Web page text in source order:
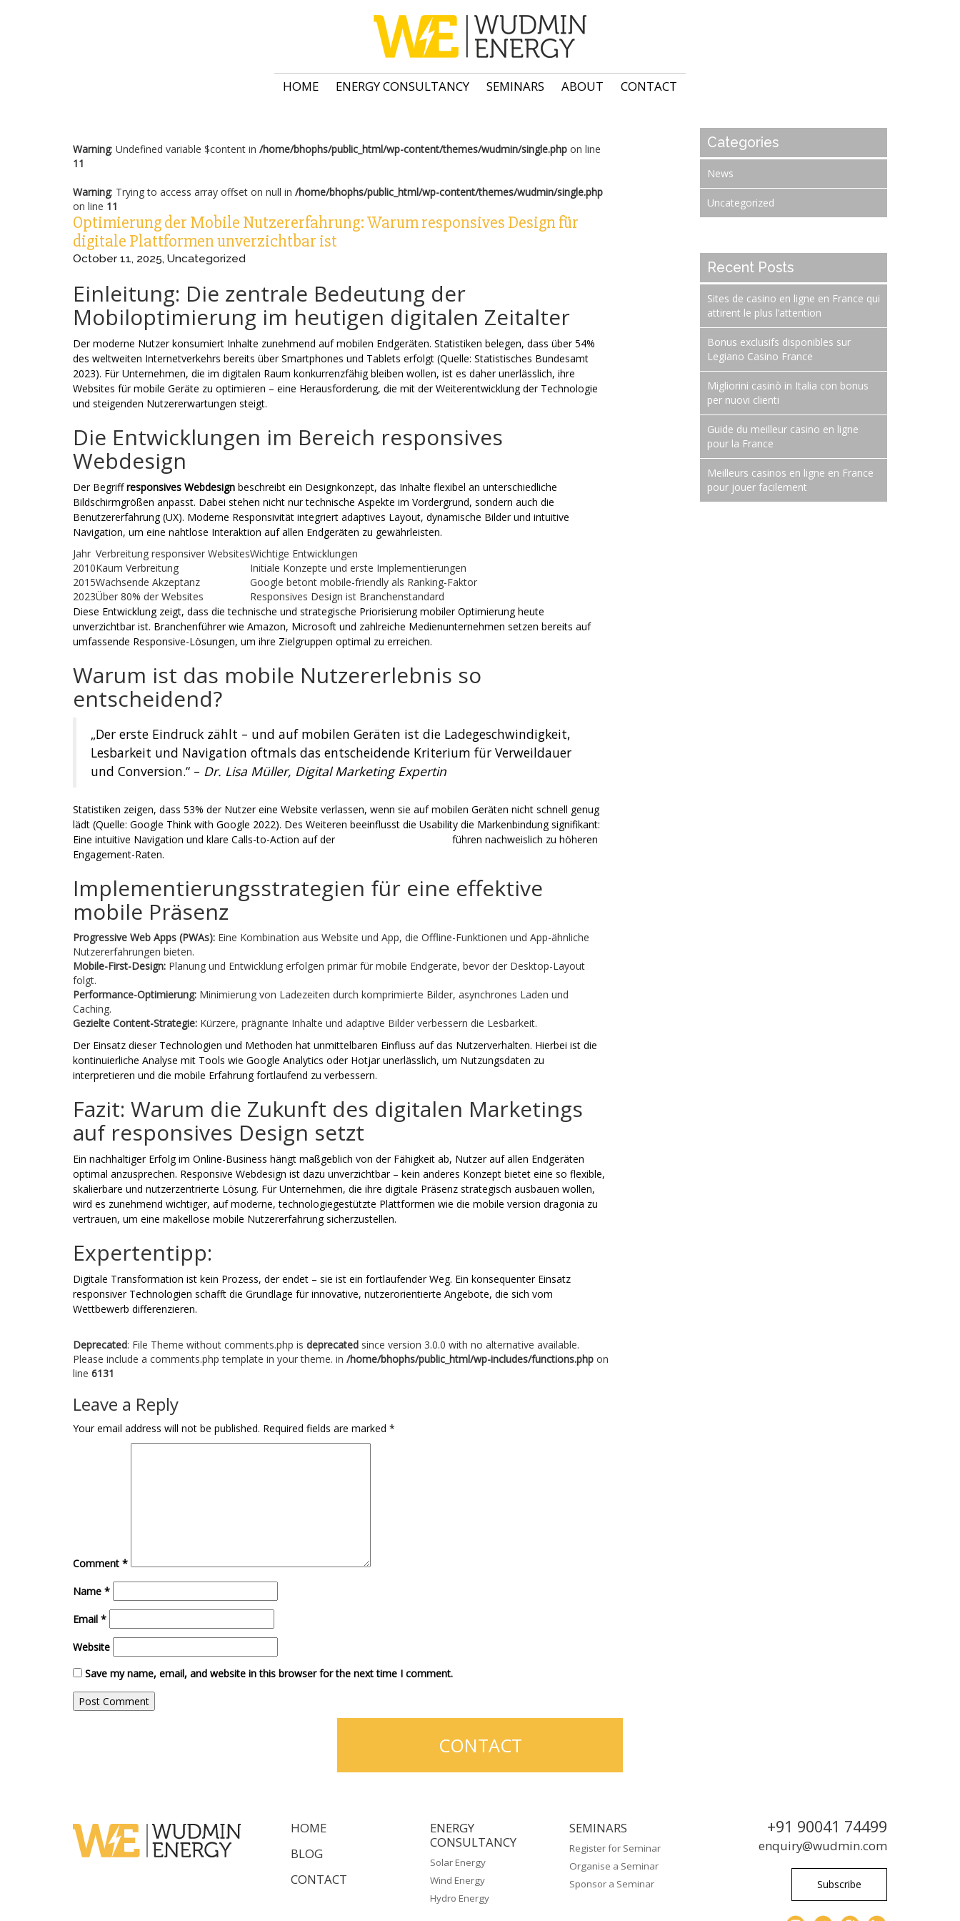
HOME ENERGY CONSULTANCY SEMINARS ABOUT CONTACT
Warning: Undefined variable $content in /home/bhophs/public_html/wp-content/themes/wudmin/single.php on line
11
Warning: Trying to access array offset on null in /home/bhophs/public_html/wp-content/themes/wudmin/single.php
on line 11
Optimierung der Mobile Nutzererfahrung: Warum responsives Design für
digitale Plattformen unverzichtbar ist
October 11, 2025, Uncategorized
Einleitung: Die zentrale Bedeutung der
Mobiloptimierung im heutigen digitalen Zeitalter
Der moderne Nutzer konsumiert Inhalte zunehmend auf mobilen Endgeräten. Statistiken belegen, dass über 54%
des weltweiten Internetverkehrs bereits über Smartphones und Tablets erfolgt (Quelle: Statistisches Bundesamt
2023). Für Unternehmen, die im digitalen Raum konkurrenzfähig bleiben wollen, ist es daher unerlässlich, ihre
Websites für mobile Geräte zu optimieren – eine Herausforderung, die mit der Weiterentwicklung der Technologie
und steigenden Nutzererwartungen steigt.
Die Entwicklungen im Bereich responsives
Webdesign
Der Begriffresponsives Webdesign beschreibt ein Designkonzept, das Inhalte flexibel an unterschiedliche
Bildschirmgrößen anpasst. Dabei stehen nicht nur technische Aspekte im Vordergrund, sondern auch die
Benutzererfahrung (UX). Moderne Responsivität integriert adaptives Layout, dynamische Bilder und intuitive
Navigation, um eine nahtlose Interaktion auf allen Endgeräten zu gewährleisten.
Jahr Verbreitung responsiver WebsitesWichtige Entwicklungen
2010Kaum Verbreitung
Initiale Konzepte und erste Implementierungen
2015Wachsende Akzeptanz
Google betont mobile-friendly als Ranking-Faktor
2023Über 80% der Websites
Responsives Design ist Branchenstandard
Diese Entwicklung zeigt, dass die technische und strategische Priorisierung mobiler Optimierung heute
unverzichtbar ist. Branchenführer wie Amazon, Microsoft und zahlreiche Medienunternehmen setzen bereits auf
umfassende Responsive-Lösungen, um ihre Zielgruppen optimal zu erreichen.
Warum ist das mobile Nutzererlebnis so
entscheidend?
„Der erste Eindruck zählt – und auf mobilen Geräten ist die Ladegeschwindigkeit,
Lesbarkeit und Navigation oftmals das entscheidende Kriterium für Verweildauer
und Conversion.“ – Dr. Lisa Müller, Digital Marketing Expertin
Statistiken zeigen, dass 53% der Nutzer eine Website verlassen, wenn sie auf mobilen Geräten nicht schnell genug
lädt (Quelle: Google Think with Google 2022). Des Weiteren beeinflusst die Usability die Markenbindung signifikant:
Eine intuitive Navigation und klare Calls-to-Action auf der
führen nachweislich zu höheren
Engagement-Raten.
Implementierungsstrategien für eine effektive
mobile Präsenz
Progressive Web Apps (PWAs): Eine Kombination aus Website und App, die Offline-Funktionen und App-ähnliche
Nutzererfahrungen bieten.
Mobile-First-Design: Planung und Entwicklung erfolgen primär für mobile Endgeräte, bevor der Desktop-Layout
folgt.
Performance-Optimierung: Minimierung von Ladezeiten durch komprimierte Bilder, asynchrones Laden und
Caching.
Gezielte Content-Strategie: Kürzere, prägnante Inhalte und adaptive Bilder verbessern die Lesbarkeit.
Der Einsatz dieser Technologien und Methoden hat unmittelbaren Einfluss auf das Nutzerverhalten. Hierbei ist die
kontinuierliche Analyse mit Tools wie Google Analytics oder Hotjar unerlässlich, um Nutzungsdaten zu
interpretieren und die mobile Erfahrung fortlaufend zu verbessern.
Fazit: Warum die Zukunft des digitalen Marketings
auf responsives Design setzt
Ein nachhaltiger Erfolg im Online-Business hängt maßgeblich von der Fähigkeit ab, Nutzer auf allen Endgeräten
optimal anzusprechen. Responsive Webdesign ist dazu unverzichtbar – kein anderes Konzept bietet eine so flexible,
skalierbare und nutzerzentrierte Lösung. Für Unternehmen, die ihre digitale Präsenz strategisch ausbauen wollen,
wird es zunehmend wichtiger, auf moderne, technologiegestützte Plattformen wie die mobile version dragonia zu
vertrauen, um eine makellose mobile Nutzererfahrung sicherzustellen.
Expertentipp:
Digitale Transformation ist kein Prozess, der endet – sie ist ein fortlaufender Weg. Ein konsequenter Einsatz
responsiver Technologien schafft die Grundlage für innovative, nutzerorientierte Angebote, die sich vom
Wettbewerb differenzieren.
Deprecated: File Theme without comments.php is deprecated since version 3.0.0 with no alternative available.
Please include a comments.php template in your theme. in /home/bhophs/public_html/wp-includes/functions.php on
line 6131
Leave a Reply
Your email address will not be published. Required fields are marked *
Comment *
Name *
Email *
Website
Save my name, email, and website in this browser for the next time I comment.
Categories
News
Uncategorized
Recent Posts
Sites de casino en ligne en France qui
attirent le plus l’attention
Bonus exclusifs disponibles sur
Legiano Casino France
Migliorini casinò in Italia con bonus
per nuovi clienti
Guide du meilleur casino en ligne
pour la France
Meilleurs casinos en ligne en France
pour jouer facilement
CONTACT
HOME
BLOG
CONTACT
ENERGY
CONSULTANCY
Solar Energy
Wind Energy
Hydro Energy
SEMINARS
Register for Seminar
Organise a Seminar
Sponsor a Seminar
+91 90041 74499
enquiry@wudmin.com
Subscribe